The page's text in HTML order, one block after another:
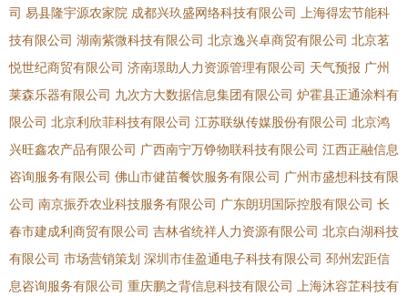
司 易县隆宇源农家院 成都兴玖盛网络科技有限公司
上海得宏节能科
技有限公司 湖南紫微科技有限公司 北京逸兴卓商贸有限公司 北京茗
悦世纪商贸有限公司 济南璟助人力资源管理有限公司 天气预报 广州
莱森乐器有限公司 九次方大数据信息集团有限公司 炉霍县正通涂料有
限公司 北京利欣菲科技有限公司 江苏联纵传媒股份有限公司 北京鸿
兴旺鑫农产品有限公司 广西南宁万铮物联科技有限公司 江西正融信息
咨询服务有限公司 佛山市健苗餐饮服务有限公司 广州市盛想科技有限
公司 南京振乔农业科技服务有限公司 广东朗玥国际控股有限公司 长
春市建成利商贸有限公司 吉林省统祥人力资源有限公司 北京白湖科技
有限公司 市场营销策划 深圳市佳盈通电子科技有限公司 邳州宏距信
息咨询服务有限公司 重庆鹏之背信息科技有限公司 上海沐容芷科技有